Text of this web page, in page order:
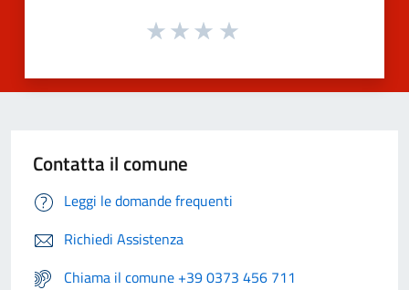
Contatta il comune
Leggi le domande frequenti
Richiedi Assistenza
Chiama il comune +39 0373 456 711